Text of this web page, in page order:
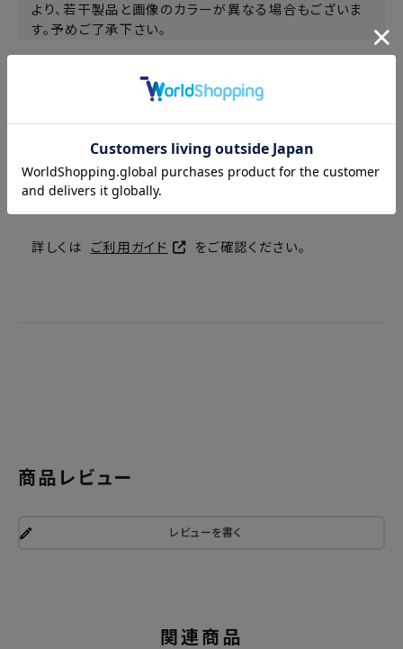
より、若干製品と画像のカラーが異なる場合もございま
す。予めご了承下さい。
■ お客様都合によるキャンセル・返品・交換はお受けで
ご注文間違い、品番間違い、色間違い、サイズ間違い、イ
メージ違いなど、ご注文後お客様の都合によるキャンセ
ル・返品・交換はできませんのでご注意ください。ご注文
の際はよくお確かめの上、ご注文いただくようお願い申
詳しくは ご利用ガイド をご確認ください。
商品レビュー
レビューを書く
関連商品